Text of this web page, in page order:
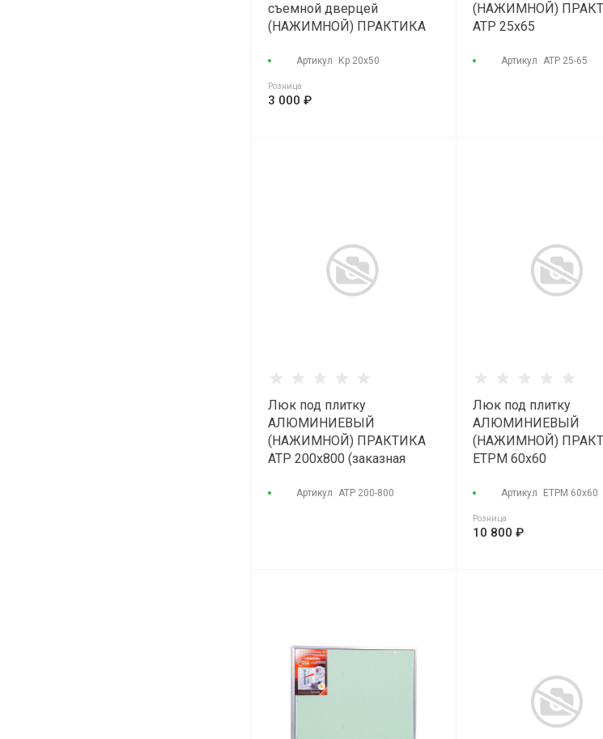
съемной дверцей
(НАЖИМНОЙ) ПРАКТИКА
Артикул Кр 20x50
Розница
3 000 ₽
(НАЖИМНОЙ)
АТР 25х65
Артикул АТР 25-65
Люк под плитку
АЛЮМИНИЕВЫЙ
(НАЖИМНОЙ) ПРАКТИКА
АТР 200х800 (заказная
Артикул АТР 200-800
Люк под плитку
АЛЮМИНИЕВЫЙ
(НАЖИМНОЙ)
ETPM 60x60
Артикул ETPM 60х60
Розница
10 800 ₽